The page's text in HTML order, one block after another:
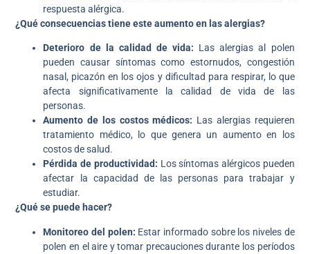
respuesta alérgica.
¿Qué consecuencias tiene este aumento en las alergias?
Deterioro de la calidad de vida: Las alergias al polen
pueden causar síntomas como estornudos, congestión
nasal, picazón en los ojos y dificultad para respirar, lo que
afecta significativamente la calidad de vida de las
personas.
Aumento de los costos médicos: Las alergias requieren
tratamiento médico, lo que genera un aumento en los
costos de salud.
Pérdida de productividad: Los síntomas alérgicos pueden
afectar la capacidad de las personas para trabajar y
estudiar.
¿Qué se puede hacer?
Monitoreo del polen: Estar informado sobre los niveles de
polen en el aire y tomar precauciones durante los períodos